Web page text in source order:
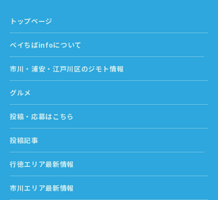
トップページ
ベイちばinfoについて
市川・浦安・江戸川区のジモト情報
グルメ
投稿・応募はこちら
投稿記事
行徳エリア最新情報
市川エリア最新情報